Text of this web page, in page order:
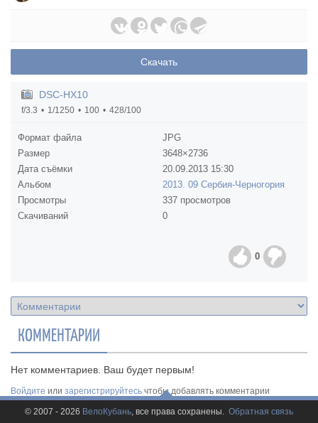
Скачать
DSC-HX10
f/3.3 1/1250 100 428/100
Формат файла
JPG
Размер
3648×2736
Дата съёмки
20.09.2013 15:30
Альбом
2013. 09 Сербия-Черногория
Просмотры
337 просмотров
Скачиваний
0
0
КОММЕНТАРИИ
Нет комментариев. Ваш будет первым!
Войдите или зарегистрируйтесь чтобы добавлять комментарии
© 2007 - 2026 ВелоКубань, все права сохранены. Обратная связь